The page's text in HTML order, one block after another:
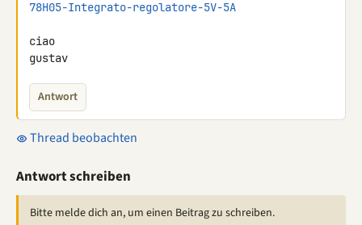
78H05-Integrato-regolatore-5V-5A
ciao
gustav
Antwort
Thread beobachten
Antwort schreiben
Bitte melde dich an, um einen Beitrag zu schreiben.